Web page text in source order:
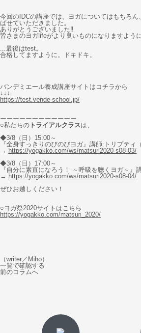
今回のIDCの講座では、ヨガについてはもちろ
ばせていただきました。
ありがとうございました‼︎
皆さまのヨガlifeがより良いものになりますように
...最後はtest。
合格してますように。ドキドキ。
バンデミエール養成講座サイトはコチラから
↓↓↓
https://test.vende-school.jp/
ーーーーーーーーーーーー
○私たちの トライアルクラスは、
◆3/8（日）15:00～
『全身すっきりのびのびヨガ』講師:トリプティ
→ https://yogakko.com/ws/matsuri2020-s08-03/
◆3/8（日）17:00～
『自分に素直になろう！ ～呼吸を聴くヨガ～』
→ https://yogakko.com/ws/matsuri2020-s08-04/
ぜひお越しください！
○ヨガ祭2020サイトはこちら
https://yogakko.com/matsuri_2020/
（writer／Miho）
一覧で確認する
前のコラムへ